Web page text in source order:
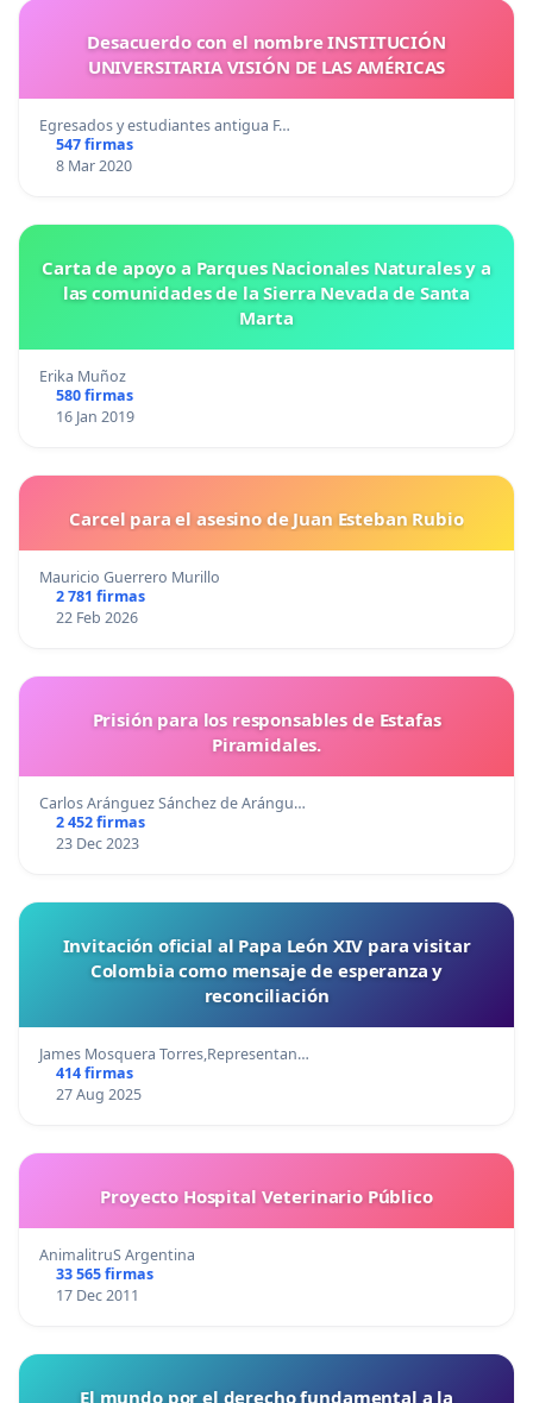
Desacuerdo con el nombre INSTITUCIÓN
UNIVERSITARIA VISIÓN DE LAS AMÉRICAS
Egresados y estudiantes antigua F…
547 firmas
8 Mar 2020
Carta de apoyo a Parques Nacionales Naturales y a
las comunidades de la Sierra Nevada de Santa
Marta
Erika Muñoz
580 firmas
16 Jan 2019
Carcel para el asesino de Juan Esteban Rubio
Mauricio Guerrero Murillo
2 781 firmas
22 Feb 2026
Prisión para los responsables de Estafas
Piramidales.
Carlos Aránguez Sánchez de Arángu…
2 452 firmas
23 Dec 2023
Invitación oficial al Papa León XIV para visitar
Colombia como mensaje de esperanza y
reconciliación
James Mosquera Torres,Representan…
414 firmas
27 Aug 2025
Proyecto Hospital Veterinario Público
AnimalitruS Argentina
33 565 firmas
17 Dec 2011
El mundo por el derecho fundamental a la